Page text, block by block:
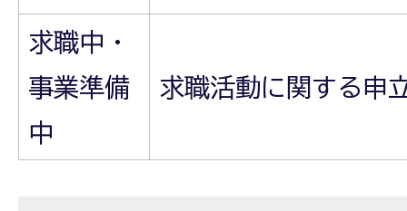
求職中・
事業準備
中
求職活動に関する申